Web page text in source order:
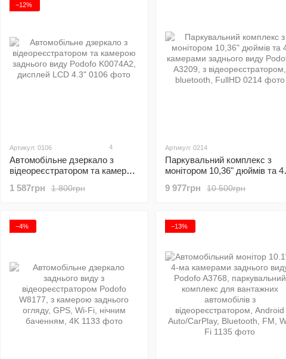
−12%
Артикул: 0106 4
Автомобільне дзеркало з
відеореєстратором та камерою
дисплей LCD 4.3"
1 800грн
1 587грн
Артикул: 0214
Паркувальний комплекс з
монітором 10,36" дюймів та 4
Podofo A3209, з
10 500грн
9 977грн
−4% −13%